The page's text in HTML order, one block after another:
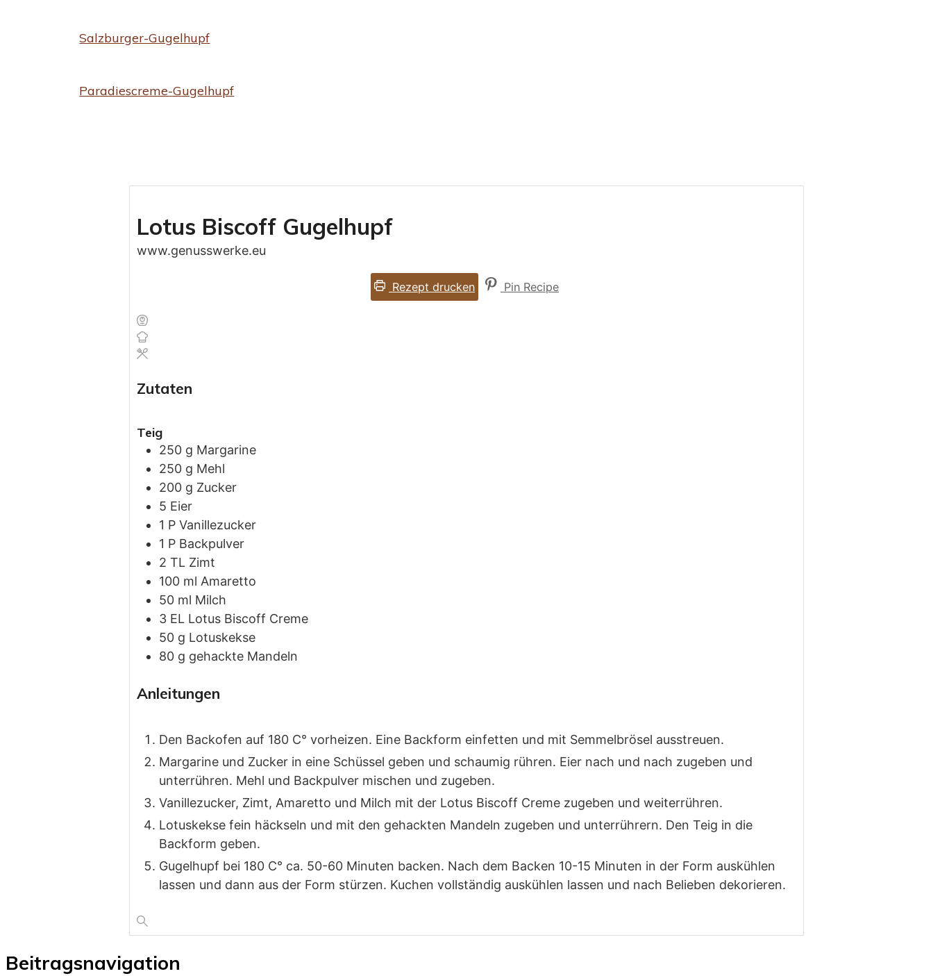
Salzburger-Gugelhupf
Paradiescreme-Gugelhupf
Lotus Biscoff Gugelhupf
www.genusswerke.eu
Rezept drucken Pin Recipe
Zutaten
Teig
250 g Margarine
250 g Mehl
200 g Zucker
5 Eier
1 P Vanillezucker
1 P Backpulver
2 TL Zimt
100 ml Amaretto
50 ml Milch
3 EL Lotus Biscoff Creme
50 g Lotuskekse
80 g gehackte Mandeln
Anleitungen
Den Backofen auf 180 C° vorheizen. Eine Backform einfetten und mit Semmelbrösel ausstreuen.
Margarine und Zucker in eine Schüssel geben und schaumig rühren. Eier nach und nach zugeben und
unterrühren. Mehl und Backpulver mischen und zugeben.
Vanillezucker, Zimt, Amaretto und Milch mit der Lotus Biscoff Creme zugeben und weiterrühren.
Lotuskekse fein häckseln und mit den gehackten Mandeln zugeben und unterrührern. Den Teig in die
Backform geben.
Gugelhupf bei 180 C° ca. 50-60 Minuten backen. Nach dem Backen 10-15 Minuten in der Form auskühlen
lassen und dann aus der Form stürzen. Kuchen vollständig auskühlen lassen und nach Belieben dekorieren.
Beitragsnavigation